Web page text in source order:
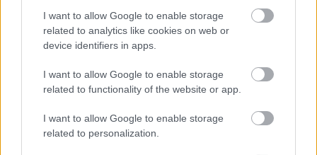
I want to allow Google to enable storage
related to analytics like cookies on web or
device identifiers in apps.
I want to allow Google to enable storage
related to functionality of the website or app.
I want to allow Google to enable storage
related to personalization.
Aκολουθήστε μας
παντού…